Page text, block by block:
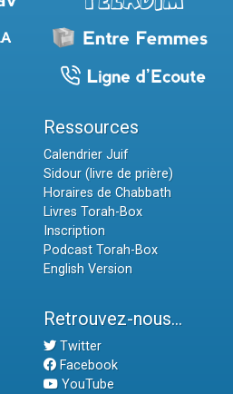
Ressources
Calendrier Juif
Sidour (livre de prière)
Horaires de Chabbath
Livres Torah-Box
Inscription
Podcast Torah-Box
English Version
Retrouvez-nous...
Twitter
Facebook
YouTube